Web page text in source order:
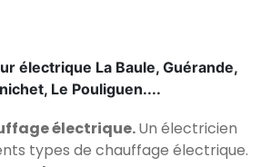
électrique.Un électricien
types de chauffage électrique.